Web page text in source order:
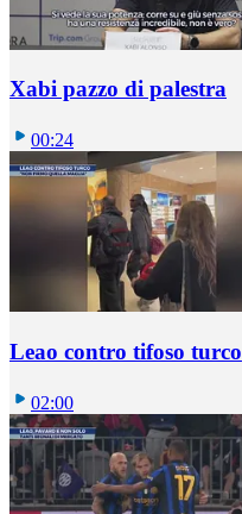
Xabi pazzo di palestra
00:24
Leao contro tifoso turco
02:00